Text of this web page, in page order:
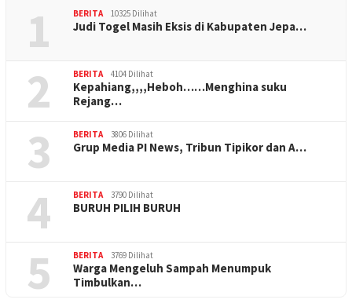
1 BERITA 10325 Dilihat
Judi Togel Masih Eksis di Kabupaten Jepa…
2 BERITA 4104 Dilihat
Kepahiang,,,,Heboh……Menghina suku
Rejang…
3 BERITA 3806 Dilihat
Grup Media PI News, Tribun Tipikor dan A…
4 BERITA 3790 Dilihat
BURUH PILIH BURUH
5 BERITA 3769 Dilihat
Warga Mengeluh Sampah Menumpuk
Timbulkan…